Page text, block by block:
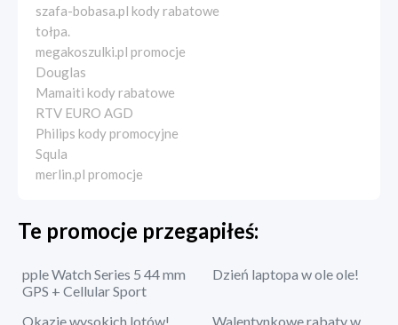
szafa-bobasa.pl kody rabatowe
tołpa.
megakoszulki.pl promocje
Douglas
Mamaiti kody rabatowe
RTV EURO AGD
Philips kody promocyjne
Squla
merlin.pl promocje
Te promocje przegapiłeś:
pple Watch Series 5 44 mm
GPS + Cellular Sport
Dzień laptopa w ole ole!
Okazje wysokich lotów!
Walentynkowe rabaty w